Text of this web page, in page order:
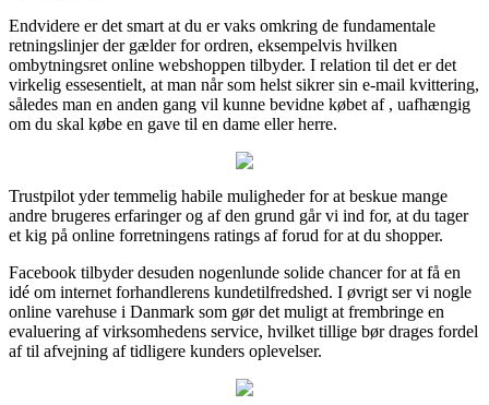
Endvidere er det smart at du er vaks omkring de fundamentale
retningslinjer der gælder for ordren, eksempelvis hvilken
ombytningsret online webshoppen tilbyder. I relation til det er det
virkelig essesentielt, at man når som helst sikrer sin e-mail kvittering,
således man en anden gang vil kunne bevidne købet af , uafhængig
om du skal købe en gave til en dame eller herre.
Trustpilot yder temmelig habile muligheder for at beskue mange
andre brugeres erfaringer og af den grund går vi ind for, at du tager
et kig på online forretningens ratings af forud for at du shopper.
Facebook tilbyder desuden nogenlunde solide chancer for at få en
idé om internet forhandlerens kundetilfredshed. I øvrigt ser vi nogle
online varehuse i Danmark som gør det muligt at frembringe en
evaluering af virksomhedens service, hvilket tillige bør drages fordel
af til afvejning af tidligere kunders oplevelser.